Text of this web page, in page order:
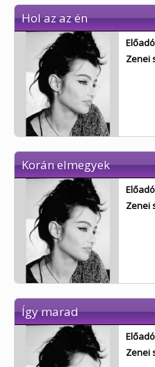
Hol az az én
Zenei
Korán elmegyek
Zenei
Így marad
Zenei